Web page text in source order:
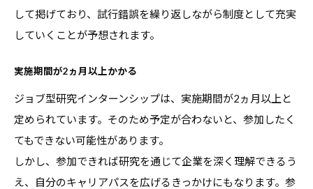
して掲げており、試行錯誤を繰り返しながら制度として充実
していくことが予想されます。
実施期間が2ヵ月以上かかる
ジョブ型研究インターンシップは、実施期間が2ヵ月以上と
定められています。そのため予定が合わないと、参加したく
てもできない可能性があります。
しかし、参加できれば研究を通じて企業を深く理解できるう
え、自分のキャリアパスを広げるきっかけにもなります。参